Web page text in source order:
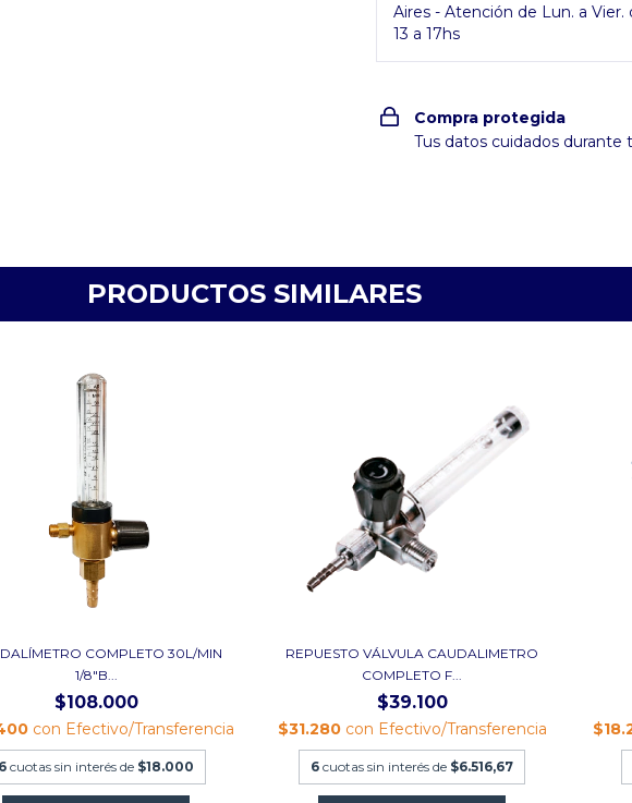
Aires - Atención de Lun. a Vier.
13 a 17hs
Compra protegida
Tus datos cuidados durante
PRODUCTOS SIMILARES
COMPLETO 30L/MIN
1/8"B...
$108.000
con Efectivo/Transferencia
6 cuotas sin interés de $18.000
REPUESTO VÁLVULA CAUDALIMETRO
COMPLETO F...
$39.100
$31.280 con Efectivo/Transferencia
6 cuotas sin interés de $6.516,67